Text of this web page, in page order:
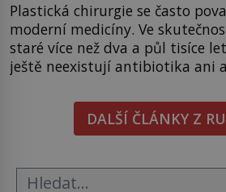
Plastická chirurgie se často
moderní medicíny. Ve
staré více než dva a půl tisíce
ještě neexistují antibiotika ani
znetvořené válkou, tresty nebo
metody jsou překvapivě
principy používají chirurgové
DALŠÍ ČLÁNKY Z